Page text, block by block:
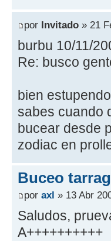
por Invitado » 21
burbu 10/11/
Re: busco
bien
sabes cuando
bucear desde
zodiac en
Buceo
por axl » 13 Abr
Saludos,
A++++++++++